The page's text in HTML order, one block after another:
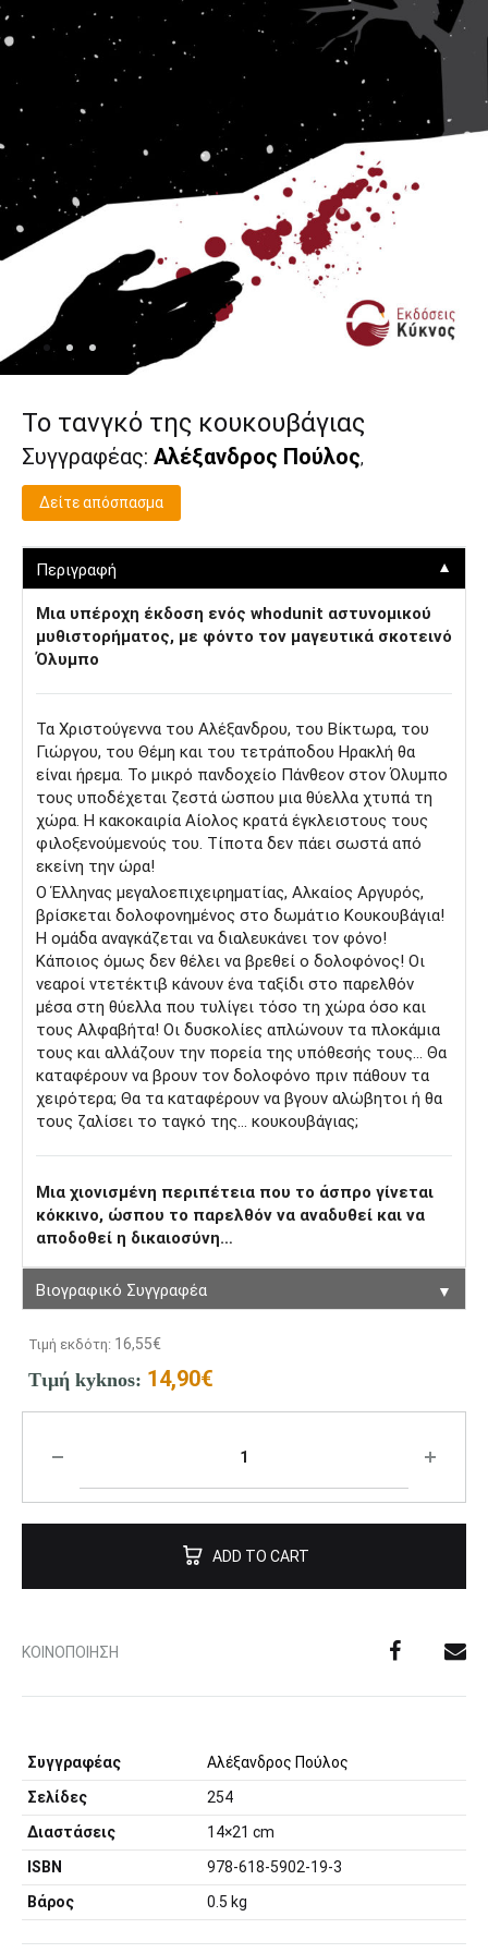
Το τανγκό της κουκουβάγιας
Συγγραφέας: Αλέξανδρος Πούλος,
Δείτε απόσπασμα
Περιγραφή ▼
Μια υπέροχη έκδοση ενός whodunit αστυνομικού
μυθιστορήματος, με φόντο τον μαγευτικά σκοτεινό
Όλυμπο
Τα Χριστούγεννα του Αλέξανδρου, του Βίκτωρα, του
Γιώργου, του Θέµη και του τετράποδου Ηρακλή θα
είναι ήρεµα. Το µικρό πανδοχείο Πάνθεον στον Όλυµπο
τους υποδέχεται ζεστά ώσπου µια θύελλα χτυπά τη
χώρα. Η κακοκαιρία Αίολος κρατά έγκλειστους τους
φιλοξενούµενούς του. Τίποτα δεν πάει σωστά από
εκείνη την ώρα!
Ο Έλληνας µεγαλοεπιχειρηµατίας, Αλκαίος Αργυρός,
βρίσκεται δολοφονηµένος στο δωµάτιο Κουκουβάγια!
Η οµάδα αναγκάζεται να διαλευκάνει τον φόνο!
Κάποιος όµως δεν θέλει να βρεθεί ο δολοφόνος! Οι
νεαροί ντετέκτιβ κάνουν ένα ταξίδι στο παρελθόν
µέσα στη θύελλα που τυλίγει τόσο τη χώρα όσο και
τους Αλφαβήτα! Οι δυσκολίες απλώνουν τα πλοκάµια
τους και αλλάζουν την πορεία της υπόθεσής τους… Θα
καταφέρουν να βρουν τον δολοφόνο πριν πάθουν τα
χειρότερα; Θα τα καταφέρουν να βγουν αλώβητοι ή θα
τους ζαλίσει το ταγκό της… κουκουβάγιας;
Μια χιονισμένη περιπέτεια που το άσπρο γίνεται
κόκκινο, ώσπου το παρελθόν να αναδυθεί και να
αποδοθεί η δικαιοσύνη…
Βιογραφικό Συγγραφέα ▼
Τιμή εκδότη: 16,55€
Τιμή kyknos: 14,90€
ADD TO CART
ΚΟΙΝΟΠΟΊΗΣΗ
Συγγραφέας
Αλέξανδρος Πούλος
Σελίδες
254
Διαστάσεις
14×21 cm
ISBN
978-618-5902-19-3
Βάρος
0.5 kg